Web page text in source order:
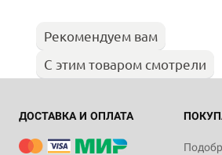
Рекомендуем вам
С этим товаром смотрели
ДОСТАВКА И ОПЛАТА